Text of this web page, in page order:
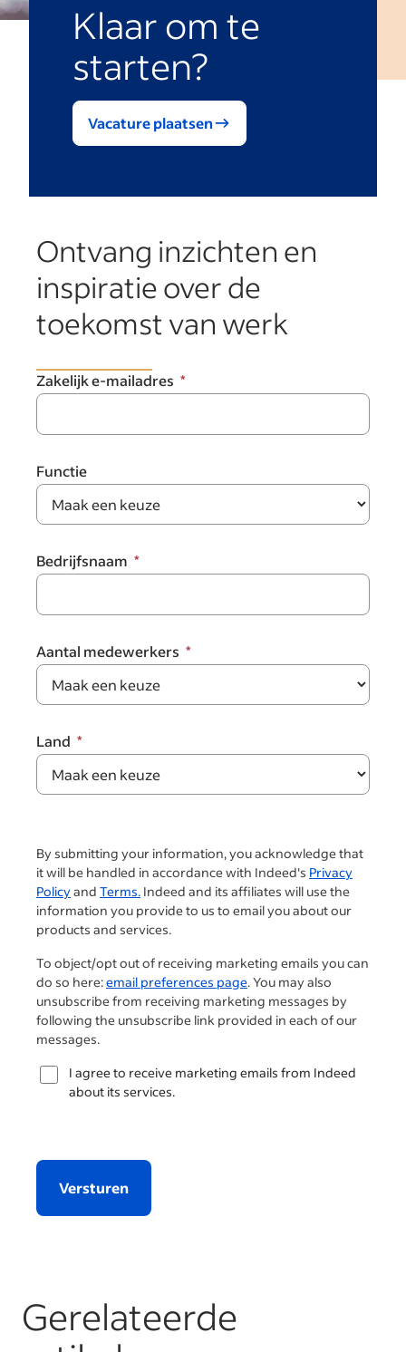
Klaar om te
starten?
Vacature plaatsen
Ontvang inzichten en
inspiratie over de
toekomst van werk
Zakelijk e-mailadres
Functie
Bedrijfsnaam
Aantal medewerkers
Land
By submitting your information, you acknowledge that
it will be handled in accordance with Indeed's Privacy
Policyand Terms. Indeed and its affiliates will use the
information you provide to us to email you about our
products and services.
To object/opt out of receiving marketing emails you can
do so here:email preferences page. You may also
unsubscribe from receiving marketing messages by
following the unsubscribe link provided in each of our
messages.
I agree to receive marketing emails from Indeed
about its services.
Versturen
Gerelateerde